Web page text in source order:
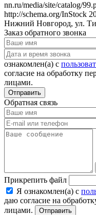
nn.ru/media/site/catalog/
http://schema.org/InStock
Нижний Новгород, ул.
Заказ обратного звонка
ознакомлен(а) с
согласие на обработку
лицами.
Отправить
Обратная связь
Прикрепить файл
Я ознакомлен(а) с
даю согласие на
лицами.
Отправить